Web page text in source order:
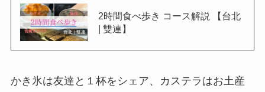
2時間食べ歩き コース解説 【台北
| 雙連】
かき氷は友達と１杯をシェア、 カステラ はお土産